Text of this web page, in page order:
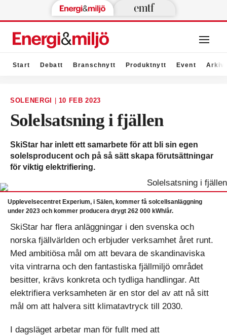
Start Debatt Branschnytt Produktnytt Event Arkiv
SOLENERGI 10 FEB 2023
Solelsatsning i fjällen
SkiStar har inlett ett samarbete för att bli sin egen
solelsproducent och på så sätt skapa förutsättningar
för viktig elektrifiering.
Upplevelsecentret Experium, i Sälen, kommer få solcellsanläggning
under 2023 och kommer producera drygt 262 000 kWh/år.
SkiStar har flera anläggningar i den svenska och
norska fjällvärlden och erbjuder verksamhet året runt.
Med ambitiösa mål om att bevara de skandinaviska
vita vintrarna och den fantastiska fjällmiljö området
besitter, krävs konkreta och tydliga handlingar. Att
elektrifiera verksamheten är en stor del av att nå sitt
mål om att halvera sitt klimatavtryck till 2030.
I dagsläget arbetar man för fullt med att